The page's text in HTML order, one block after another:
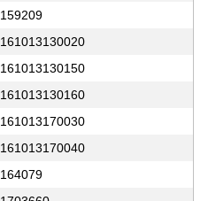
159209
161013130020
161013130150
161013130160
161013170030
161013170040
164079